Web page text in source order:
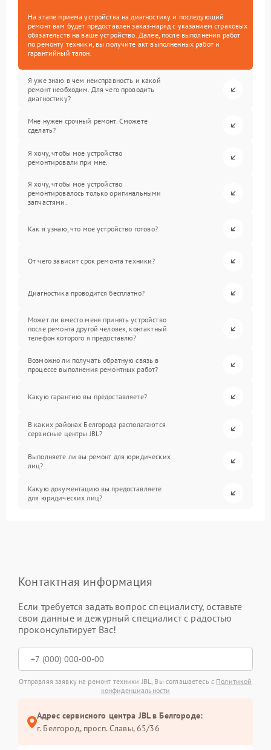
На этапе приема устройства на диагностику и последующий
ремонт вам будет предоставлен заказ-наряд с указанием страховых
обязательств на ваше устройство. Далее, после выполнения работ
по ремонту техники, вы получите акт выполненных работ и
гарантийный талон.
Я уже знаю в чем неисправность и какой
ремонт необходим. Для чего проводить
диагностику?
Мне нужен срочный ремонт. Сможете
сделать?
Я хочу, чтобы мое устройство
ремонтировали при мне.
Я хочу, чтобы мое устройство
ремонтировалось только оригинальными
запчастями.
Как я узнаю, что мое устройство готово?
От чего зависит срок ремонта техники?
Диагностика проводится бесплатно?
Может ли вместо меня принять устройство
после ремонта другой человек, контактный
телефон которого я предоставлю?
Возможно ли получать обратную связь в
процессе выполнения ремонтных работ?
Какую гарантию вы предоставляете?
В каких районах Белгорода располагаются
сервисные центры JBL?
Выполняете ли вы ремонт для юридических
лиц?
Какую документацию вы предоставляете
для юридических лиц?
Контактная информация
Если требуется задать вопрос специалисту, оставьте
свои данные и дежурный специалист с радостью
проконсультирует Вас!
Отправляя заявку на ремонт техники JBL, Вы соглашаетесь с Политикой
конфиденциальности
Адрес сервисного центра JBL в Белгороде:
г. Белгород, просп. Славы, 65/36